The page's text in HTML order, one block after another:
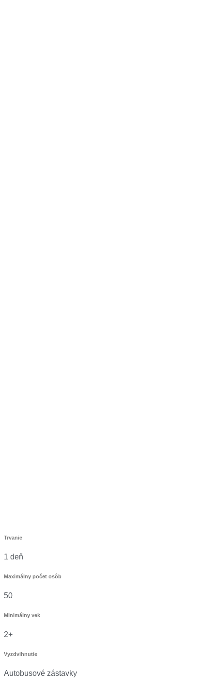
Trvanie
1 deň
Maximálny počet osôb
50
Minimálny vek
2+
Vyzdvihnutie
Autobusové zástavky